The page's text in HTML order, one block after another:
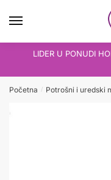
LIDER U PONUDI
Početna / Potrošni i uredski